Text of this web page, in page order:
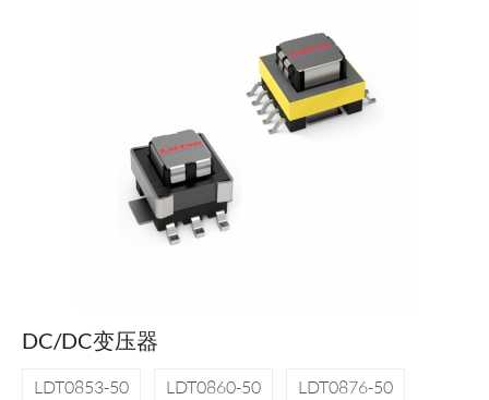
DC/DC变压器
LDT0853-50 LDT0860-50
LDT0876-50